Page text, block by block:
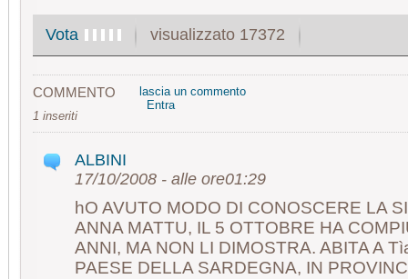
Vota visualizzato 17372
COMMENTO
1 inseriti
lascia un commento
Entra
ALBINI
17/10/2008 - alle ore01:29
hO AVUTO MODO DI CONOSCERE LA
ANNA MATTU, IL 5 OTTOBRE HA
ANNI, MA NON LI DIMOSTRA. ABITA A
PAESE DELLA SARDEGNA, IN